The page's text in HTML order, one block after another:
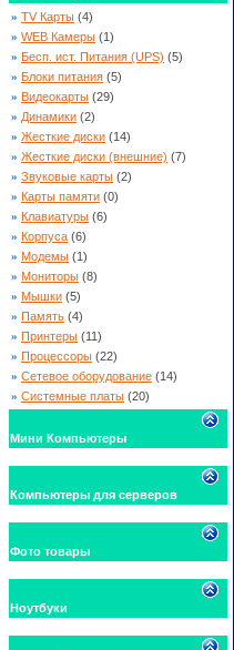
» TV Карты (4)
» WEB Камеры (1)
» Бесп. ист. Питания (UPS) (5)
» Блоки питания (5)
» Видеокарты (29)
» Динамики (2)
» Жесткие диски (14)
» Жесткие диски (внешние) (7)
» Звуковые карты (2)
» Карты памяти (0)
» Клавиатуры (6)
» Корпуса (6)
» Модемы (1)
» Мониторы (8)
» Мышки (5)
» Память (4)
» Принтеры (11)
» Процессоры (22)
» Сетевое оборудование (14)
» Системные платы (20)
Мини Компьютеры
Компьютеры для серверов
Фото товары
Ноутбуки